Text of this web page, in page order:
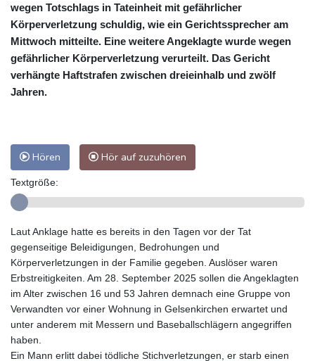
wegen Totschlags in Tateinheit mit gefährlicher
Körperverletzung schuldig, wie ein Gerichtssprecher am
Mittwoch mitteilte. Eine weitere Angeklagte wurde wegen
gefährlicher Körperverletzung verurteilt. Das Gericht
verhängte Haftstrafen zwischen dreieinhalb und zwölf
Jahren.
Hören Hör auf zuzuhören
Textgröße:
Laut Anklage hatte es bereits in den Tagen vor der Tat
gegenseitige Beleidigungen, Bedrohungen und
Körperverletzungen in der Familie gegeben. Auslöser waren
Erbstreitigkeiten. Am 28. September 2025 sollen die Angeklagten
im Alter zwischen 16 und 53 Jahren demnach eine Gruppe von
Verwandten vor einer Wohnung in Gelsenkirchen erwartet und
unter anderem mit Messern und Baseballschlägern angegriffen
haben.
Ein Mann erlitt dabei tödliche Stichverletzungen, er starb einen